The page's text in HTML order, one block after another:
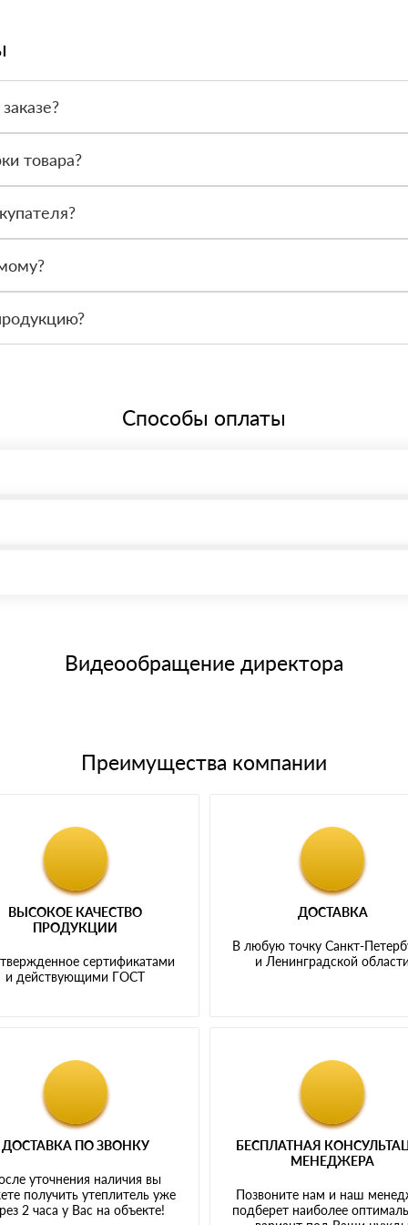
товара?
Способы оплаты
банковским картам
Видеообращение директора
Преимущества компании
ВЫСОКОЕ КАЧЕСТВО
ПРОДУКЦИИ
сертификатами
и действующими ГОСТ
ДОСТАВКА
В любую точку Санкт-
и Ленинградской области
ДОСТАВКА ПО ЗВОНКУ
уточнения наличия вы
получить утеплитель уже
2 часа у Вас на объекте!
БЕСПЛАТНАЯ
МЕНЕДЖЕРА
Позвоните нам и наш
подберет наиболее